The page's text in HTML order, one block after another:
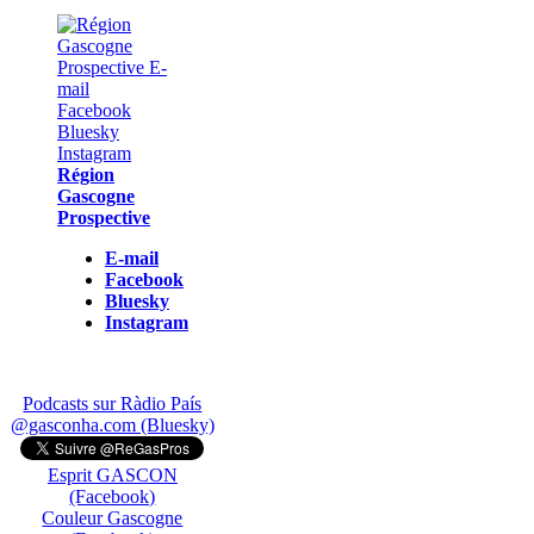
Région
Gascogne
Prospective
E-mail
Facebook
Bluesky
Instagram
Podcasts sur Ràdio País
@gasconha.com (Bluesky)
Esprit GASCON
(Facebook)
Couleur Gascogne